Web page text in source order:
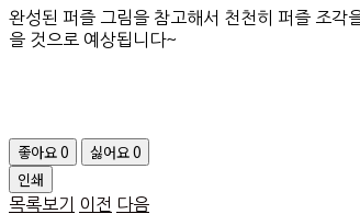
완성된 퍼즐 그림을 참고해서 천천히 퍼즐 조각
을 것으로 예상됩니다~
좋아요0 싫어요0
인쇄
목록보기 이전 다음